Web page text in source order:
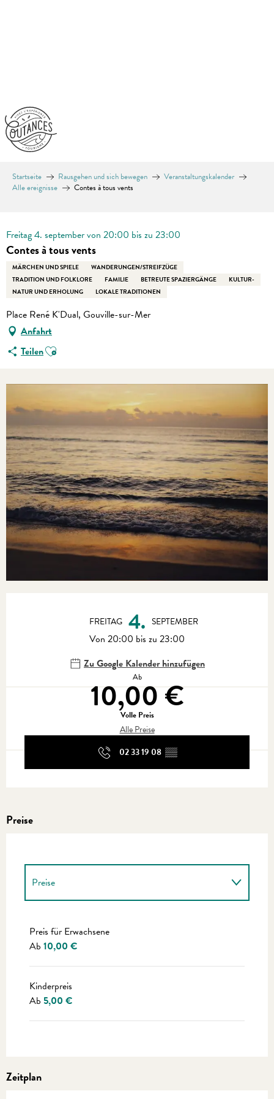
Startseite Rausgehen und sich bewegen
Veranstaltungskalender
Alle ereignisse
Contes à tous vents
Freitag 4. september von 20:00 bis zu 23:00
Contes à tous vents
MÄRCHEN UND SPIELE
WANDERUNGEN/STREIFZÜGE
TRADITION UND FOLKLORE
FAMILIE BETREUTE SPAZIERGÄNGE
KULTUR-
NATUR UND ERHOLUNG
LOKALE TRADITIONEN
Place René K'Dual, Gouville-sur-Mer
Anfahrt
TeilenAjouter aux favoris
FREITAG 4. SEPTEMBER
Von 20:00 bis zu 23:00
Zu Google Kalender hinzufügen
Ab
10,00 €
Volle Preis
Alle Preise
02 33 19 08 ▒▒
Preise
Preise
Preis für Erwachsene
Ab 10,00 €
Kinderpreis
Ab 5,00 €
Zeitplan